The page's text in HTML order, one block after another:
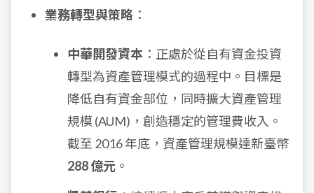
業務轉型與策略 ：
中華開發資本 ：正處於從自有資金投資
轉型為資產管理模式的過程中。目標是
降低自有資金部位，同時擴大資產管理
規模 (AUM)，創造穩定的管理費收入。
截至 2016 年底，資產管理規模達新臺幣
288 億元 。